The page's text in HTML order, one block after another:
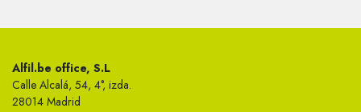
Alfil.be office, S.L
Calle Alcalá, 54, 4°, izda.
28014 Madrid